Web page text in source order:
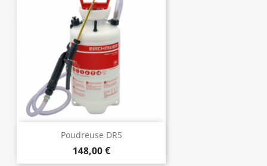
Poudreuse DR5
148,00 €